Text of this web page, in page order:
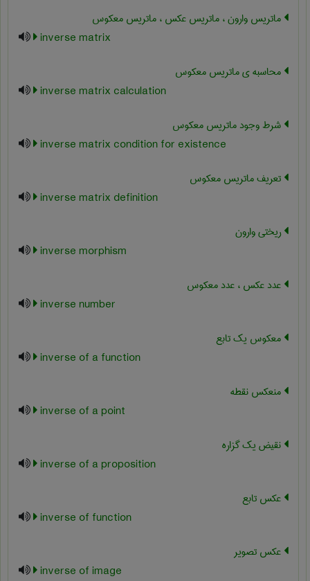
ماتریس وارون ، ماتریس عکس ، ماتریس معکوس
inverse matrix
محاسبه ی ماتریس معکوس
inverse matrix calculation
شرط وجود ماتریس معکوس
inverse matrix condition for existence
تعریف ماتریس معکوس
inverse matrix definition
ریختی وارون
inverse morphism
عدد عکس ، عدد معکوس
inverse number
معکوس یک تابع
inverse of a function
منعکس نقطه
inverse of a point
نقیض یک گزاره
inverse of a proposition
عکس تابع
inverse of function
عکس تصویر
inverse of image